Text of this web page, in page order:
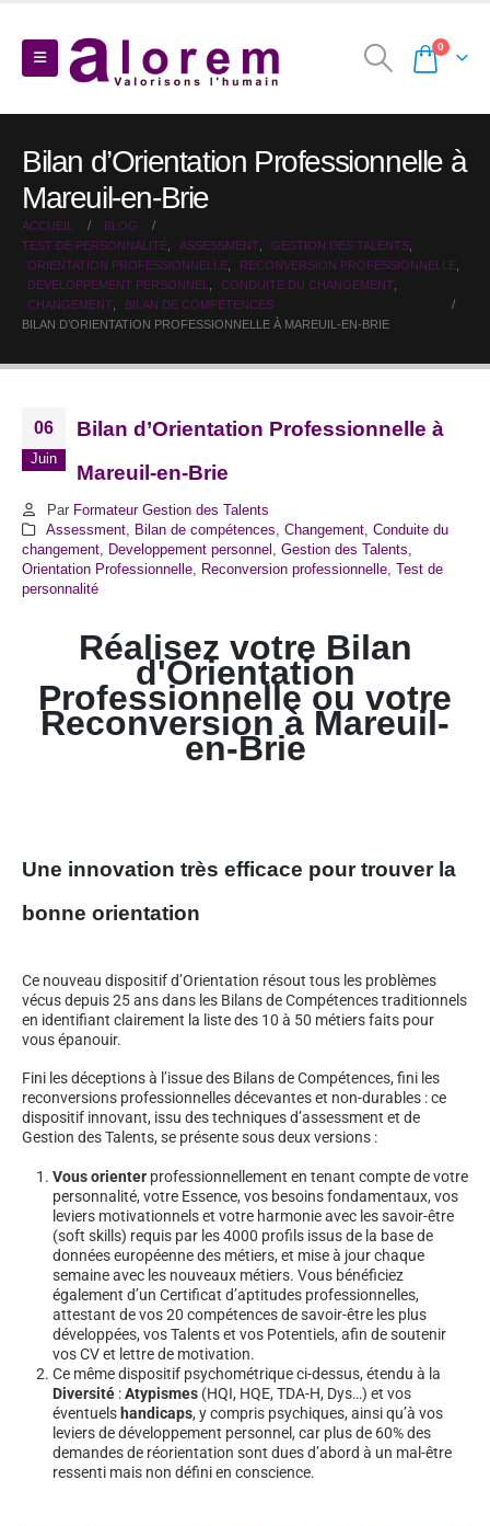
0
Bilan d’Orientation Professionnelle à
Mareuil-en-Brie
ACCUEIL
BLOG
TEST DE PERSONNALITÉ
ASSESSMENT GESTION DES TALENTS
ORIENTATION PROFESSIONNELLE
RECONVERSION PROFESSIONNELLE
DEVELOPPEMENT PERSONNEL
CONDUITE DU CHANGEMENT
CHANGEMENT
BILAN DE COMPÉTENCES
BILAN D’ORIENTATION PROFESSIONNELLE À MAREUIL-EN-BRIE
06
Juin
Bilan d’Orientation Professionnelle à
Mareuil-en-Brie
Par Formateur Gestion des Talents
Assessment, Bilan de compétences Changement, Conduite du
changement
Developpement personnel Gestion des Talents
Orientation Professionnelle
Reconversion professionnelle Test de
personnalité
Réalisez votre Bilan
d'Orientation
Professionnelle ou votre
Reconversion à Mareuil-
en-Brie
Une innovation très efficace pour trouver la
bonne orientation
Ce nouveau dispositif d’Orientation résout tous les problèmes
vécus depuis 25 ans dans les Bilans de Compétences traditionnels
en identifiant clairement la liste des 10 à 50 métiers faits pour
vous épanouir.
Fini les déceptions à l’issue des Bilans de Compétences, fini les
reconversions professionnelles décevantes et non-durables : ce
dispositif innovant, issu des techniques d’assessment et de
Gestion des Talents, se présente sous deux versions :
Vous orienter professionnellement en tenant compte de votre
personnalité, votre Essence, vos besoins fondamentaux, vos
leviers motivationnels et votre harmonie avec les savoir-être
(soft skills) requis par les 4000 profils issus de la base de
données européenne des métiers, et mise à jour chaque
semaine avec les nouveaux métiers. Vous bénéficiez
également d’un Certificat d’aptitudes professionnelles,
attestant de vos 20 compétences de savoir-être les plus
développées, vos Talents et vos Potentiels, afin de soutenir
vos CV et lettre de motivation.
Ce même dispositif psychométrique ci-dessus, étendu à la
Diversité :Atypismes (HQI, HQE, TDA-H, Dys…) et vos
éventuels handicaps, y compris psychiques, ainsi qu’à vos
leviers de développement personnel, car plus de 60% des
demandes de réorientation sont dues d’abord à un mal-être
ressenti mais non défini en conscience.